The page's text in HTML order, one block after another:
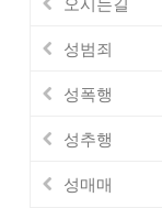
성범죄
성폭행
성추행
성매매